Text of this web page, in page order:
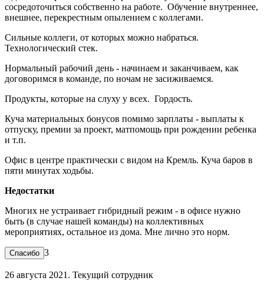
сосредоточиться собственно на работе. Обучение внутреннее,
внешнее, перекрестным опылением с коллегами.
Сильные коллеги, от которых можно набраться.
Технологический стек.
Нормальный рабочий день - начинаем и заканчиваем, как
договоримся в команде, по ночам не засиживаемся.
Продукты, которые на слуху у всех. Гордость.
Куча материальных бонусов помимо зарплаты - выплаты к
отпуску, премии за проект, матпомощь при рождении ребенка
и т.п.
Офис в центре практически с видом на Кремль. Куча баров в
пяти минутах ходьбы.
Недостатки
Многих не устраивает гибридный режим - в офисе нужно
быть (в случае нашей команды) на коллективных
мероприятиях, остальное из дома. Мне лично это норм.
3
26 августа 2021. Текущий сотрудник